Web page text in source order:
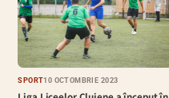
SPORT10 OCTOMBRIE 2023